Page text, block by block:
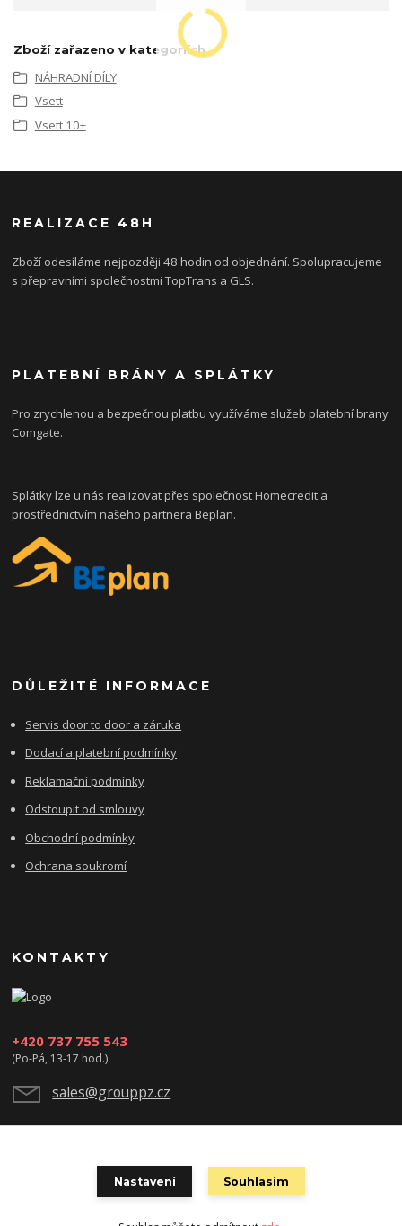
Zboží zařazeno v kategoriích
NÁHRADNÍ DÍLY
Vsett
Vsett 10+
REALIZACE 48H
Zboží odesíláme nejpozději 48 hodin od objednání. Spolupracujeme
s přepravními společnostmi TopTrans a GLS.
PLATEBNÍ BRÁNY A SPLÁTKY
Pro zrychlenou a bezpečnou platbu využíváme služeb platební brany
Comgate.
Splátky lze u nás realizovat přes společnost Homecredit a
prostřednictvím našeho partnera Beplan.
DŮLEŽITÉ INFORMACE
Servis door to door a záruka
Dodací a platební podmínky
Reklamační podmínky
Odstoupit od smlouvy
Obchodní podmínky
Ochrana soukromí
KONTAKTY
+420 737 755 543
(Po-Pá, 13-17 hod.)
sales@grouppz.cz
Nastavení Souhlasím